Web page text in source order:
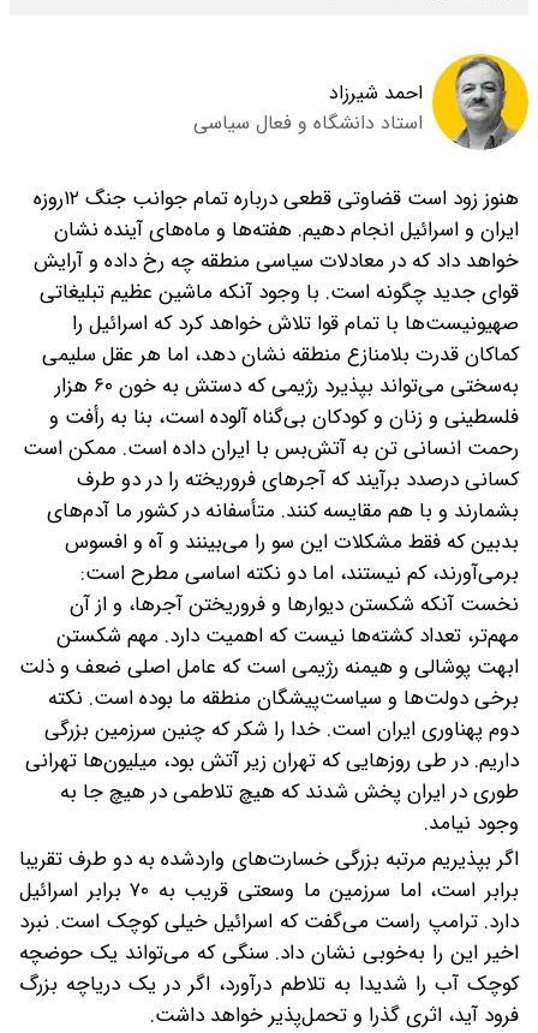
آغاز شد / خرید کوییک با پیش
شاخص بورس امروز شنبه ۱۷ مرداد
۱۴۰۵ / شاخص افزایشی شد + تحلیل
احمد شیرزاد
استاد دانشگاه و فعال سیاسی
هنوز زود است قضاوتی قطعی درباره تمام جوانب جنگ ۱۲‌روزه
ایران و اسرائیل انجام دهیم. هفته‌ها و ماه‌های آینده نشان
خواهد داد که در معادلات سیاسی منطقه چه رخ داده و آرایش
قوای جدید چگونه است. با وجود آنکه ماشین عظیم تبلیغاتی
صهیونیست‌ها با تمام قوا تلاش خواهد کرد که اسرائیل را
کماکان قدرت بلامنازع منطقه نشان دهد، اما هر عقل سلیمی
به‌سختی می‌تواند بپذیرد ‌رژیمی که دستش به خون ۶۰ هزار
فلسطینی و زنان و کودکان بی‌گناه آلوده است، بنا به رأفت و
رحمت انسانی تن به آتش‌بس با ایران داده است. ممکن است
کسانی در‌صدد برآیند که آجرهای فروریخته را در دو طرف
بشمارند و با هم مقایسه کنند. متأسفانه در کشور ما آدم‌های
بدبین که فقط مشکلات این سو را می‌بینند و آه و افسوس
بر‌می‌آورند، کم نیستند، اما دو نکته اساسی مطرح است:
نخست آنکه شکستن دیوارها و فرو‌ریختن آجرها، و از آن
مهم‌تر، تعداد کشته‌ها نیست که اهمیت دارد. مهم شکستن
ابهت پوشالی و هیمنه رژیمی است که عامل اصلی ضعف و ذلت
برخی دولت‌ها و سیاست‌پیشگان منطقه ما بوده است. نکته
دوم پهناوری ایران است. خدا را شکر که چنین سرزمین بزرگی
داریم. در طی روزهایی که تهران زیر آتش بود، میلیون‌ها تهرانی
طوری در ایران پخش شدند که هیچ تلاطمی در هیچ جا به
وجود نیامد.
اگر بپذیریم مرتبه بزرگی خسارت‌های وارد‌‌شده به دو طرف تقریبا
برابر است، اما سرزمین ما وسعتی قریب به ۷۰ برابر اسرائیل
دارد. ترامپ راست می‌گفت که اسرائیل خیلی کوچک است. نبرد
اخیر این را به‌خوبی نشان داد. سنگی که می‌تواند یک حوضچه
کوچک آب را شدیدا به تلاطم درآورد، اگر در یک دریاچه بزرگ
فرود آید، اثری گذرا و تحمل‌پذیر خواهد داشت.